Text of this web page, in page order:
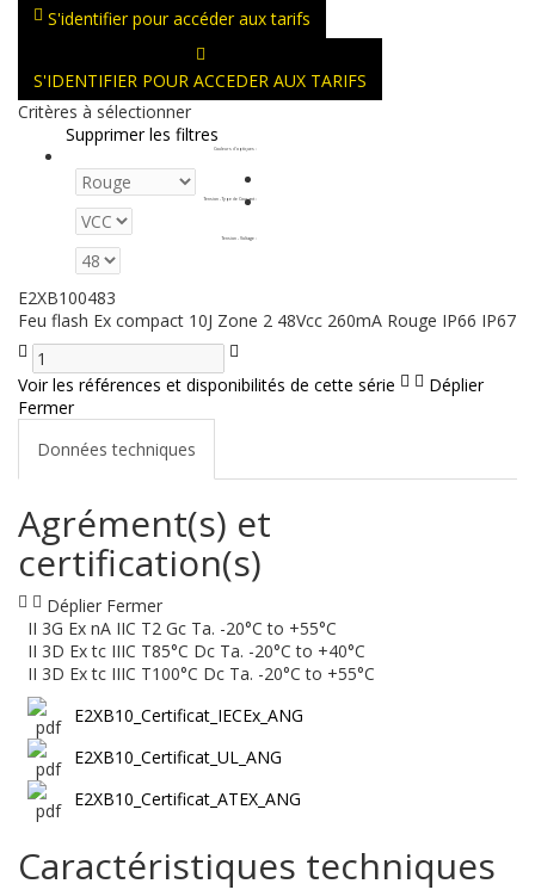
S'identifier pour accéder aux tarifs
S'IDENTIFIER POUR ACCEDER AUX TARIFS
Critères à sélectionner
Supprimer les filtres
Couleurs d'optiques :
Tension - Type de Courant :
Tension - Voltage :
E2XB100483
Feu flash Ex compact 10J Zone 2 48Vcc 260mA Rouge IP66 IP67
Voir les références et disponibilités de cette série
Déplier
Fermer
Données techniques
Agrément(s) et
certification(s)
Déplier Fermer
II 3G Ex nA IIC T2 Gc Ta. -20°C to +55°C
II 3D Ex tc IIIC T85°C Dc Ta. -20°C to +40°C
II 3D Ex tc IIIC T100°C Dc Ta. -20°C to +55°C
E2XB10_Certificat_IECEx_ANG
E2XB10_Certificat_UL_ANG
E2XB10_Certificat_ATEX_ANG
Caractéristiques techniques